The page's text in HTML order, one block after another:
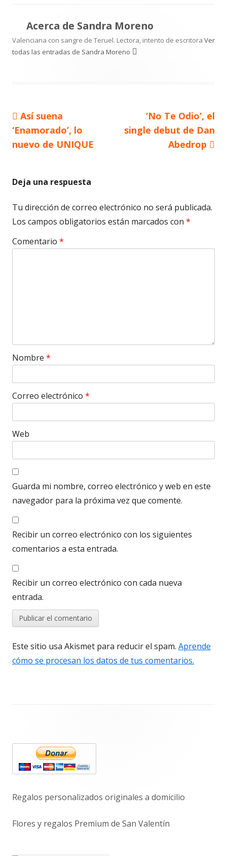
Acerca de Sandra Moreno
Valenciana con sangre de Teruel. Lectora, intento de escritora Ver
todas las entradas de Sandra Moreno
Navegación
de
Artículo
anterior
Así suena
‘Enamorado’, lo
nuevo de UNIQUE
Artículo
siguiente
‘No Te Odio’, el
single debut de Dan
Abedrop
Deja una respuesta
Tu dirección de correo electrónico no será publicada.
Los campos obligatorios están marcados con *
Comentario *
Nombre *
Correo electrónico *
Web
Guarda mi nombre, correo electrónico y web en este
navegador para la próxima vez que comente.
Recibir un correo electrónico con los siguientes
comentarios a esta entrada.
Recibir un correo electrónico con cada nueva
entrada.
Este sitio usa Akismet para reducir el spam. Aprende
cómo se procesan los datos de tus comentarios.
lateral
principal
Regalos personalizados originales a domicilio
Flores y regalos Premium de San Valentín